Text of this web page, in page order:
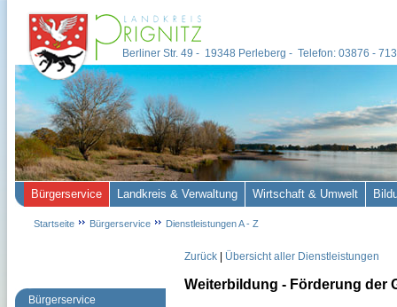
Bürgerservice
Zurück Übersicht aller Dienstleistungen
Weiterbildung - Förderung der
Berliner Str. 49 - 19348 Perleberg - Telefon: 03876 -
Bürgerservice Landkreis & Verwaltung Wirtschaft & Umwelt
Startseite Bürgerservice Dienstleistungen A - Z